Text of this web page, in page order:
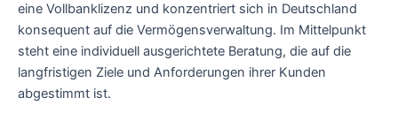
eine Vollbanklizenz und konzentriert sich in Deutschland
konsequent auf die Vermögensverwaltung. Im Mittelpunkt
steht eine individuell ausgerichtete Beratung, die auf die
langfristigen Ziele und Anforderungen ihrer Kunden
abgestimmt ist.